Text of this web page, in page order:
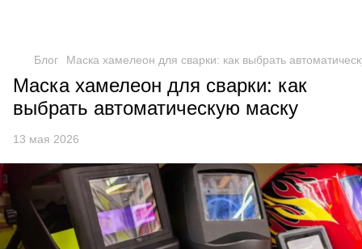
Блог Маска хамелеон для сварки: как выбрать
Маска хамелеон для сварки: как
выбрать автоматическую маску
13 мая 2026